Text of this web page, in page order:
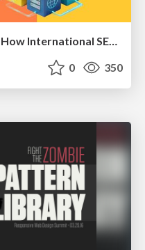
Max Prin - Stacking Signals: How International SEO Comes Together (And Falls Apart)
0 350